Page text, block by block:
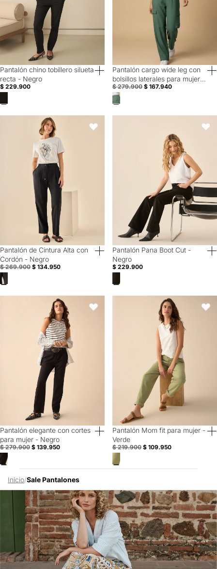
Pantalón chino tobillero silueta
recta - Negro
$ 229.900
40% Off
Pantalón cargo wide leg con
bolsillos laterales para mujer -
Verde
$ 279.900 $ 167.940
Pantalón de Cintura Alta con Cordón - Negro
50% Off
Pantalón de Cintura Alta con
Cordón - Negro
$ 269.900 $ 134.950
Favoritos
Pantalón Pana Boot Cut -
Negro
$ 229.900
Pantalón elegante con cortes para mujer - Negro
50% Off
Pantalón elegante con cortes
para mujer - Negro
$ 279.900 $ 139.950
Favoritos
Pantalón Mom fit para mujer -
50% Off
Pantalón Mom fit para mujer -
Verde
$ 219.900 $ 109.950
Inicio/Sale Pantalones